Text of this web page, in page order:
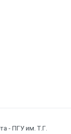
- ПГУ им. Т.Г.